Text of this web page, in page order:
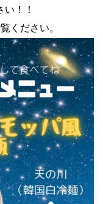
！！
ください。